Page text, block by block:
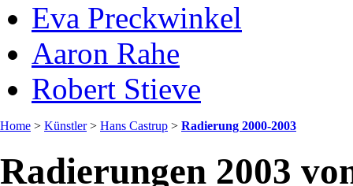
Eva Preckwinkel
Aaron Rahe
Robert Stieve
Home > Künstler > Hans Castrup > Radierung 2000-2003
Radierungen 2003